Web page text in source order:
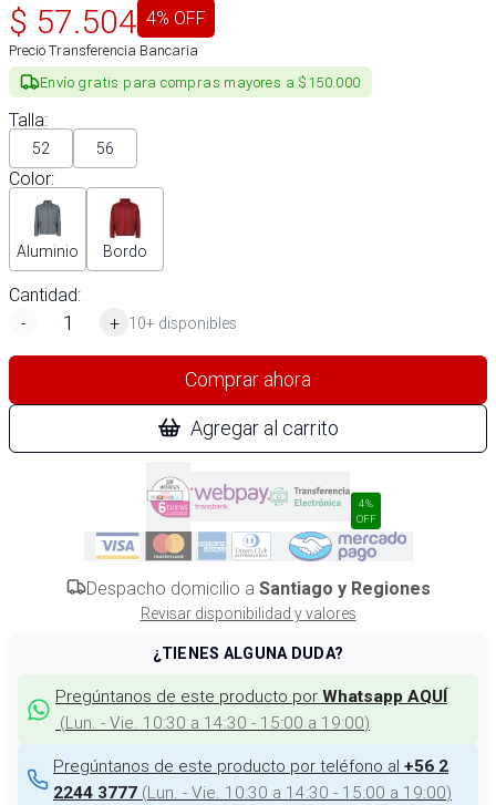
$ 57.504 4% OFF
Precio Transferencia Bancaria
Envío gratis para compras mayores a $150.000
Talla:
52 56
Color:
Aluminio Bordo
Cantidad:
-
+ 10+ disponibles
Comprar ahora
Agregar al carrito
4%
OFF
Despacho domicilio a Santiago y Regiones
Revisar disponibilidad y valores
¿TIENES ALGUNA DUDA?
Pregúntanos de este producto por Whatsapp AQUÍ
(Lun. - Vie. 10:30 a 14:30 - 15:00 a 19:00)
Pregúntanos de este producto por teléfono al +56 2
2244 3777 (Lun. - Vie. 10:30 a 14:30 - 15:00 a 19:00)